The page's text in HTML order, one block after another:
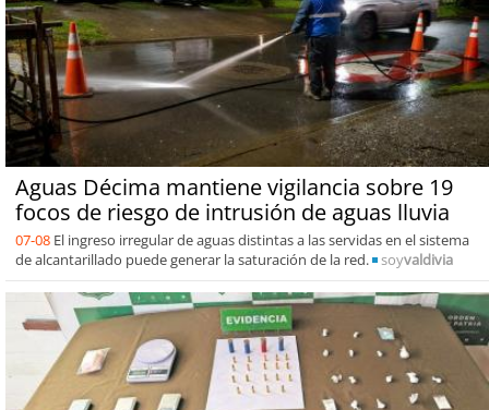
Aguas Décima mantiene vigilancia sobre 19
focos de riesgo de intrusión de aguas lluvia
07-08 El ingreso irregular de aguas distintas a las servidas en el sistema
de alcantarillado puede generar la saturación de la red.
soyvaldivia